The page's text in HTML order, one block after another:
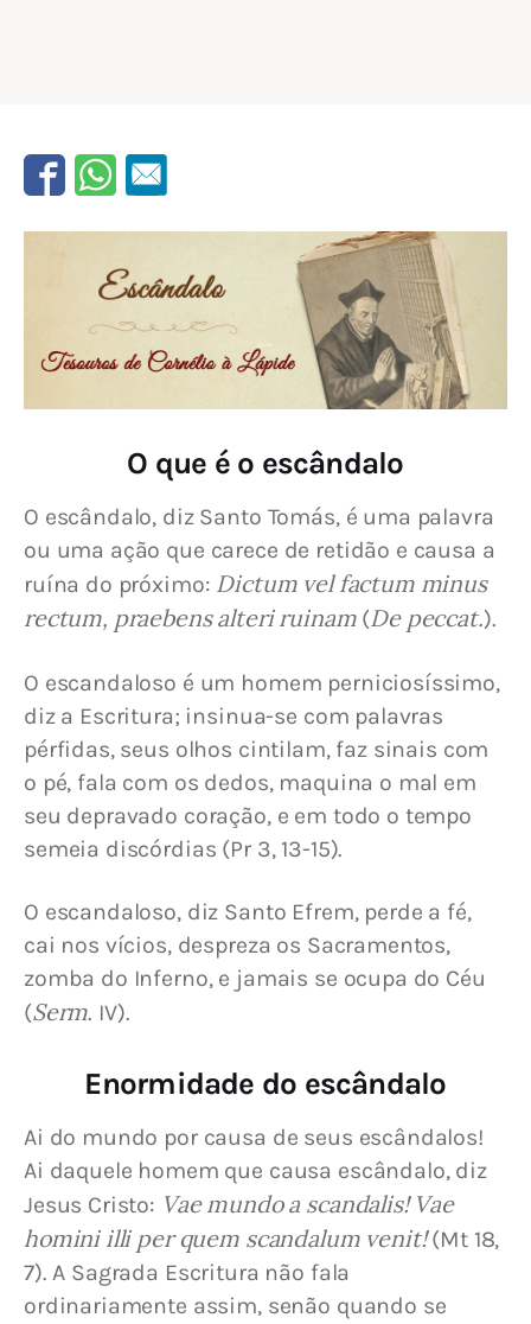
O que é o escândalo
O escândalo, diz Santo Tomás, é uma palavra
ou uma ação que carece de retidão e causa a
ruína do próximo: Dictum vel factum minus
rectum, praebens alteri ruinam (De peccat.).
O escandaloso é um homem perniciosíssimo,
diz a Escritura; insinua-se com palavras
pérfidas, seus olhos cintilam, faz sinais com
o pé, fala com os dedos, maquina o mal em
seu depravado coração, e em todo o tempo
semeia discórdias (Pr 3, 13-15).
O escandaloso, diz Santo Efrem, perde a fé,
cai nos vícios, despreza os Sacramentos,
zomba do Inferno, e jamais se ocupa do Céu
(Serm. IV).
Enormidade do escândalo
Ai do mundo por causa de seus escândalos!
Ai daquele homem que causa escândalo, diz
Jesus Cristo: Vae mundo a scandalis! Vae
homini illi per quem scandalum venit! (Mt 18,
7). A Sagrada Escritura não fala
ordinariamente assim, senão quando se